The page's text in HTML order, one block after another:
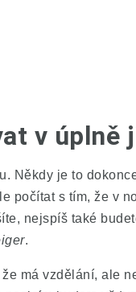
v úplně
je to
počítat s tím, že v
nejspíš také
.
má vzdělání, ale